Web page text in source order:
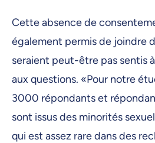
Cette absence de
également permis de joindre
seraient peut-être pas sentis
aux questions. «Pour notre
3000 répondants et
sont issus des minorités
qui est assez rare dans des